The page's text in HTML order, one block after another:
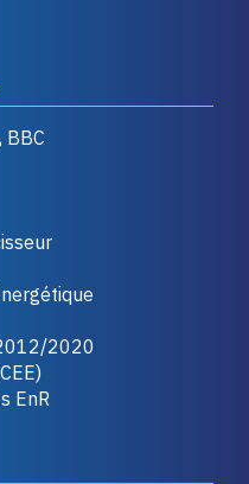
BBC
2020
EnR